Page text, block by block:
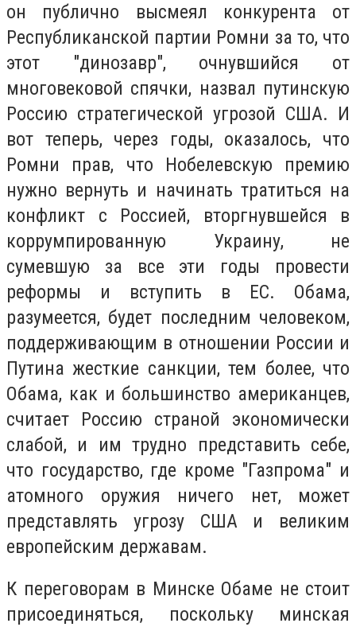
он публично высмеял конкурента от
Республиканской партии Ромни за то, что
этот "динозавр", очнувшийся от
многовековой спячки, назвал путинскую
Россию стратегической угрозой США. И
вот теперь, через годы, оказалось, что
Ромни прав, что Нобелевскую премию
нужно вернуть и начинать тратиться на
конфликт с Россией, вторгнувшейся в
коррумпированную Украину, не
сумевшую за все эти годы провести
реформы и вступить в ЕС. Обама,
разумеется, будет последним человеком,
поддерживающим в отношении России и
Путина жесткие санкции, тем более, что
Обама, как и большинство американцев,
считает Россию страной экономически
слабой, и им трудно представить себе,
что государство, где кроме "Газпрома" и
атомного оружия ничего нет, может
представлять угрозу США и великим
европейским державам.
К переговорам в Минске Обаме не стоит
присоединяться, поскольку минская